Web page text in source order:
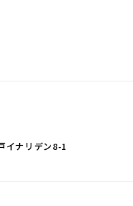
イナリデン8-1